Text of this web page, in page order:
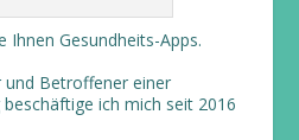
Ihnen Gesundheits-Apps.
Betroffener einer
ich mich seit 2016